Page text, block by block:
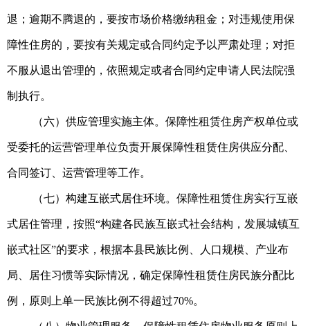
退；逾期不腾退的，要按市场价格缴纳租金；对违规使用保
障性住房的，要按有关规定或合同约定予以严肃处理；对拒
不服从退出管理的，依照规定或者合同约定申请人民法院强
制执行。
（六）供应管理实施主体。保障性租赁住房产权单位或
受委托的运营管理单位负责开展保障性租赁住房供应分配、
合同签订、运营管理等工作。
（七）构建互嵌式居住环境。保障性租赁住房实行互嵌
式居住管理，按照“构建各民族互嵌式社会结构，发展城镇互
嵌式社区”的要求，根据本县民族比例、人口规模、产业布
局、居住习惯等实际情况，确定保障性租赁住房民族分配比
例，原则上单一民族比例不得超过70%。